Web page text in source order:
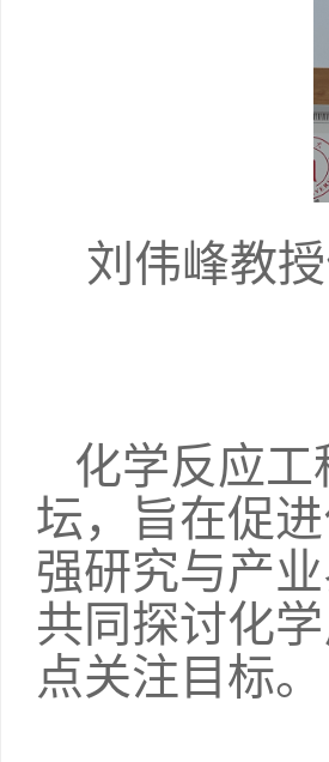
刘伟峰教
化学反应
坛，旨在促
强研究与产
共同探讨化
点关注目标。